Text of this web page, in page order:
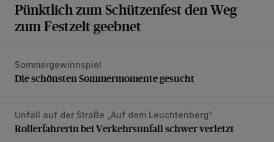
Pünktlich zum Schützenfest den Weg
zum Festzelt geebnet
Die schönsten Sommermomente gesucht
Sommergewinnspiel
Die schönsten Sommermomente gesucht
Rollerfahrerin bei Verkehrsunfall schwer verletzt
Unfall auf der Straße „Auf dem Leuchtenberg“
Rollerfahrerin bei Verkehrsunfall schwer verletzt